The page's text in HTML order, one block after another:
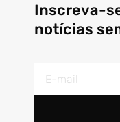
Inscreva-
notícias
mail